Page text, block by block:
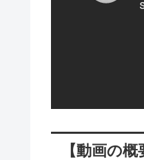
【動画の概